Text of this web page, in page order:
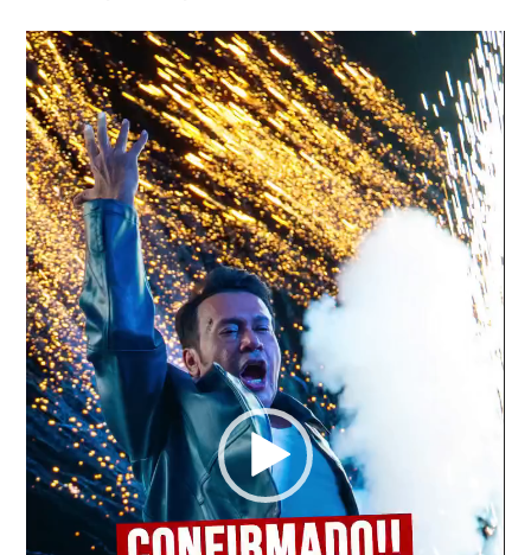
Tocador
de
vídeo